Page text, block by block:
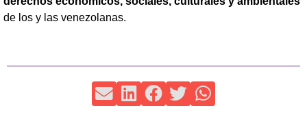
de los y las venezolanas.